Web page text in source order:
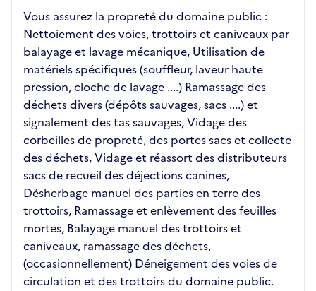
Vous assurez la propreté du domaine public :
Nettoiement des voies, trottoirs et caniveaux par
balayage et lavage mécanique, Utilisation de
matériels spécifiques (souffleur, laveur haute
pression, cloche de lavage ....) Ramassage des
déchets divers (dépôts sauvages, sacs ....) et
signalement des tas sauvages, Vidage des
corbeilles de propreté, des portes sacs et collecte
des déchets, Vidage et réassort des distributeurs
sacs de recueil des déjections canines,
Désherbage manuel des parties en terre des
trottoirs, Ramassage et enlèvement des feuilles
mortes, Balayage manuel des trottoirs et
caniveaux, ramassage des déchets,
(occasionnellement) Déneigement des voies de
circulation et des trottoirs du domaine public.